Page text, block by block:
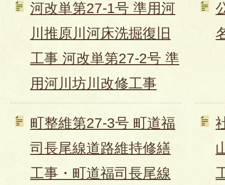
河改単第27-1号 準用河
川推原川河床洗掘復旧
工事 河改単第27-2号 準
用河川坊川改修工事
町整維第27-3号 町道福
司長尾線道路維持修繕
工事・町道福司長尾線